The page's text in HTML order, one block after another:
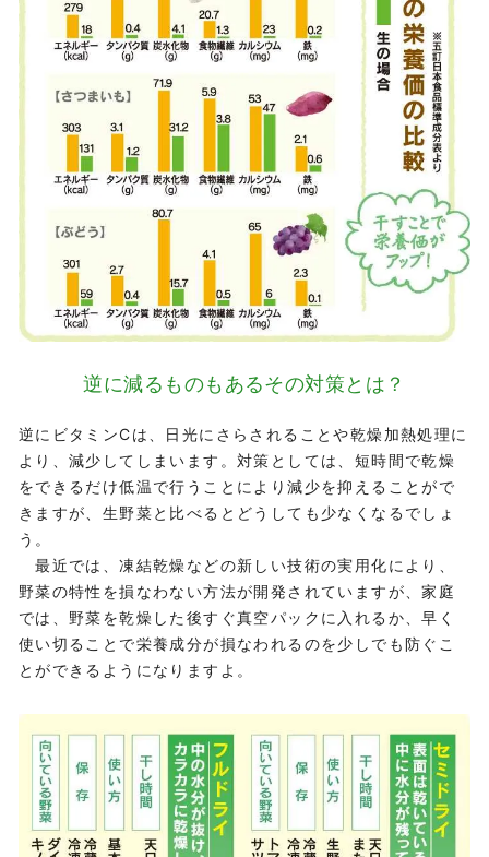
逆に減るものもあるその対策とは？
逆にビタミンCは、日光にさらされることや乾燥加熱処理に
より、減少してしまいます。対策としては、短時間で乾燥
をできるだけ低温で行うことにより減少を抑えることがで
きますが、生野菜と比べるとどうしても少なくなるでしょ
う。
最近では、凍結乾燥などの新しい技術の実用化により、
野菜の特性を損なわない方法が開発されていますが、家庭
では、野菜を乾燥した後すぐ真空パックに入れるか、早く
使い切ることで栄養成分が損なわれるのを少しでも防ぐこ
とができるようになりますよ。